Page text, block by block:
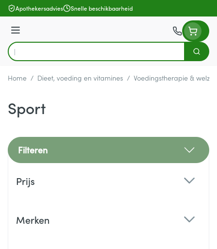
Ga naar de inhoud
Apothekersadvies Snelle beschikbaarheid
Menu
Product, merk, categorie...
Zoek
Home / Dieet, voeding en vitamines / Voedingstherapie & welzijn
Sport
Filteren
Prijs
Merken